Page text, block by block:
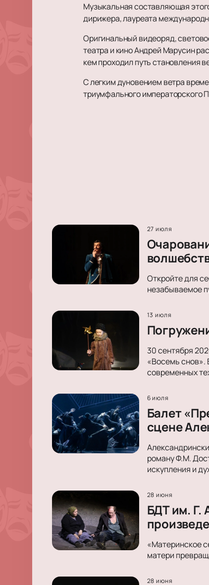
Музыкальная составляющая
дирижера, лауреата
Оригинальный видеоряд,
театра и кино Андрей Марусин
кем проходил путь становления
С легким дуновением ветра
триумфального императорского
27 июля
Откройте для
незабываемое
13 июля
30 сентября
«Восемь снов».
современных
6 июля
Балет
сцене
роману Ф.М.
искупления и
28 июня
БДТ им. Г.
«Материнское
матери
28 июня